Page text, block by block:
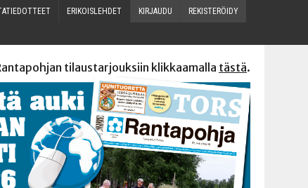
ERI­KOIS­LEH­DET KIR­JAU­DU REKIS­TE­RÖI­DY
tilaustarjouksiin klikkaamalla tästä.